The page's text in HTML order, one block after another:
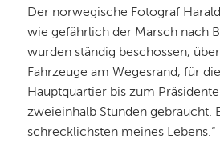
Der norwegische Fotograf
wie gefährlich der Marsch nach
wurden ständig beschossen,
Fahrzeuge am Wegesrand, für
Hauptquartier bis zum
zweieinhalb Stunden gebraucht.
schrecklichsten meines Lebens.“